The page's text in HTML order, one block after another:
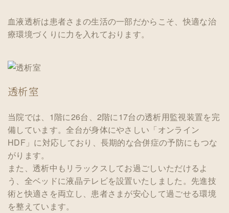
血液透析は患者さまの生活の一部だからこそ、快適な治
療環境づくりに力を入れております。
透析室
当院では、1階に26台、2階に17台の透析用監視装置を完
備しています。全台が身体にやさしい「オンライン
HDF」に対応しており、長期的な合併症の予防にもつな
がります。
また、透析中もリラックスしてお過ごしいただけるよ
う、全ベッドに液晶テレビを設置いたしました。先進技
術と快適さを両立し、患者さまが安心して過ごせる環境
を整えています。